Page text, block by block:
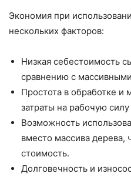
Экономия при
нескольких факторов:
Низкая себестоимость
сравнению с
Простота в обработке и
затраты на рабочую
Возможность
вместо массива дерева,
стоимость.
Долговечность и